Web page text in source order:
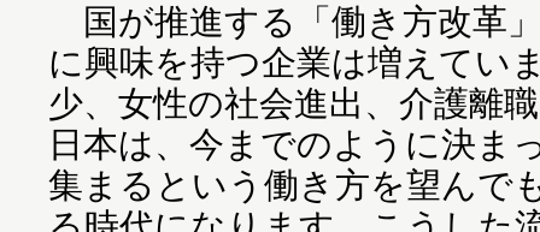
国が推進する「働き方改革
に興味を持つ企業は増えてい
少、女性の社会進出、介護離
日本は、今までのように決ま
集まるという働き方を望んで